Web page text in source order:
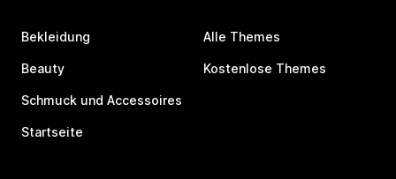
Bekleidung
Beauty
Schmuck und Accessoires
Startseite
Alle Themes
Kostenlose Themes